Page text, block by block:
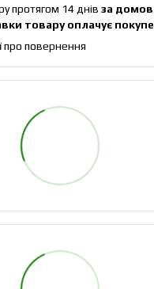
протягом 14 днів за
товару оплачує
про повернення